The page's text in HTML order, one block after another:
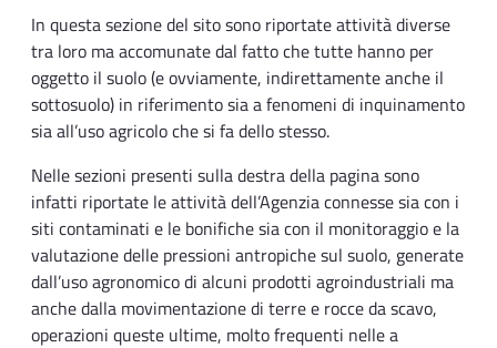
In questa sezione del sito sono riportate attività diverse
tra loro ma accomunate dal fatto che tutte hanno per
oggetto il suolo (e ovviamente, indirettamente anche il
sottosuolo) in riferimento sia a fenomeni di inquinamento
sia all’uso agricolo che si fa dello stesso.
Nelle sezioni presenti sulla destra della pagina sono
infatti riportate le attività dell’Agenzia connesse sia con i
siti contaminati e le bonifiche sia con il monitoraggio e la
valutazione delle pressioni antropiche sul suolo, generate
dall’uso agronomico di alcuni prodotti agroindustriali ma
anche dalla movimentazione di terre e rocce da scavo,
operazioni queste ultime, molto frequenti nelle a